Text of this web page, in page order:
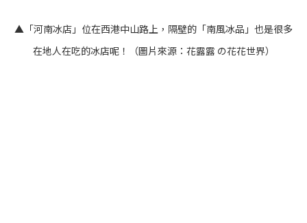
▲「河南冰店」位在西港中山路上，隔壁的「南風冰品」也是很多
在地人在吃的冰店呢！（圖片來源： 花露露 の花花世界）